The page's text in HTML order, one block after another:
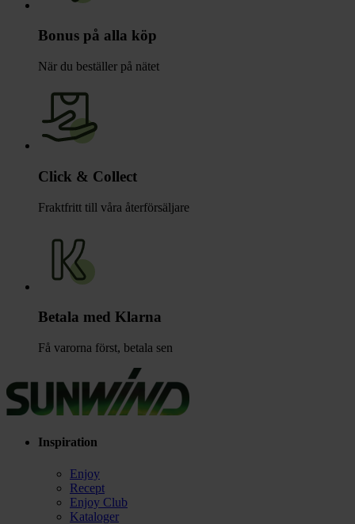
Bonus på alla köp
När du beställer på nätet
Click & Collect
Fraktfritt till våra återförsäljare
Betala med Klarna
Få varorna först, betala sen
Inspiration
Enjoy
Recept
Enjoy Club
Kataloger